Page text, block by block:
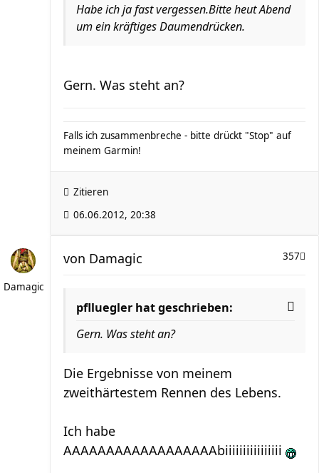
Habe ich ja fast vergessen.Bitte heut Abend
um ein kräftiges Daumendrücken.
Gern. Was steht an?
Falls ich zusammenbreche - bitte drückt "Stop" auf
meinem Garmin!
Zitieren
06.06.2012, 20:38
Damagic
357
von Damagic
pflluegler hat geschrieben:
Gern. Was steht an?
Die Ergebnisse von meinem
zweithärtestem Rennen des Lebens.
Ich habe
AAAAAAAAAAAAAAAAAAbiiiiiiiiiiiiiiii